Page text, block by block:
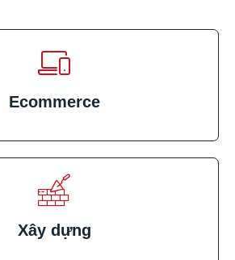
Ecommerce
Xây dựng